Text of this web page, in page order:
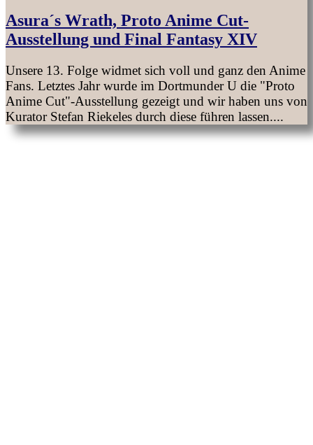
Asura´s Wrath, Proto Anime Cut-
Ausstellung und Final Fantasy XIV
Unsere 13. Folge widmet sich voll und ganz den Anime
Fans. Letztes Jahr wurde im Dortmunder U die "Proto
Anime Cut"-Ausstellung gezeigt und wir haben uns von
Kurator Stefan Riekeles durch diese führen lassen....